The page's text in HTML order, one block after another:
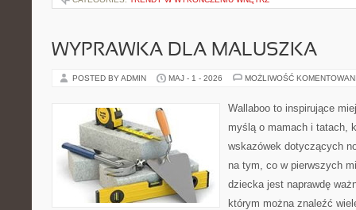
WYPRAWKA DLA MALUSZKA
POSTED BY ADMIN MAJ - 1 - 2026 MOŻLIWOŚĆ
Wallaboo to inspirujące
myślą o mamach i tatach,
wskazówek dotyczących
na tym, co w pierwszych
dziecka jest naprawdę
którym można znaleźć